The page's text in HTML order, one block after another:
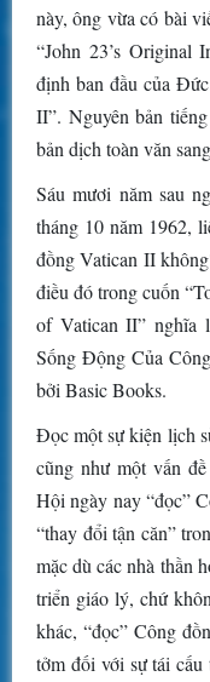
này, ông vừa có bài
“John 23’s Original
định ban đầu của
II”. Nguyên bản
bản dịch toàn văn
Sáu mươi năm sau
tháng 10 năm 1962,
đồng Vatican II
điều đó trong cuốn
of Vatican II” nghĩa
Sống Động Của
bởi Basic Books.
Đọc một sự kiện lịch
cũng như một vấn
Hội ngày nay “đọc”
“thay đổi tận căn”
mặc dù các nhà thần
triển giáo lý, chứ
khác, “đọc” Công
tởm đối với sự tái